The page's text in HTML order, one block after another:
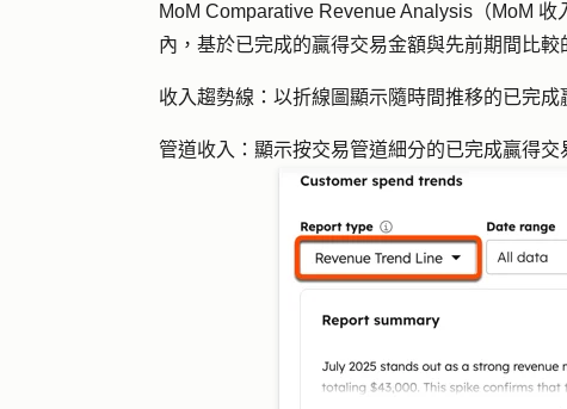
MoM Comparative Revenue Analysis（MoM 收
內，基於已完成的贏得交易金額與先前期間比較
收入趨勢線 ：以折線圖顯示隨時間推移的已完成
管道收入 ：顯示按交易管道細分的已完成贏得交